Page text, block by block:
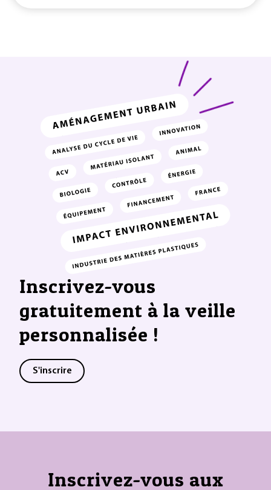
Inscrivez-vous
gratuitement à la veille
personnalisée !
S'inscrire
Inscrivez-vous aux